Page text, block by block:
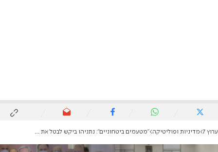
ערוץ 7 מדיניות ופוליטיקה "מטעמים ביטחוניים": נתניהו ביקש לבטל את עדותו בשבועיים הקרובים